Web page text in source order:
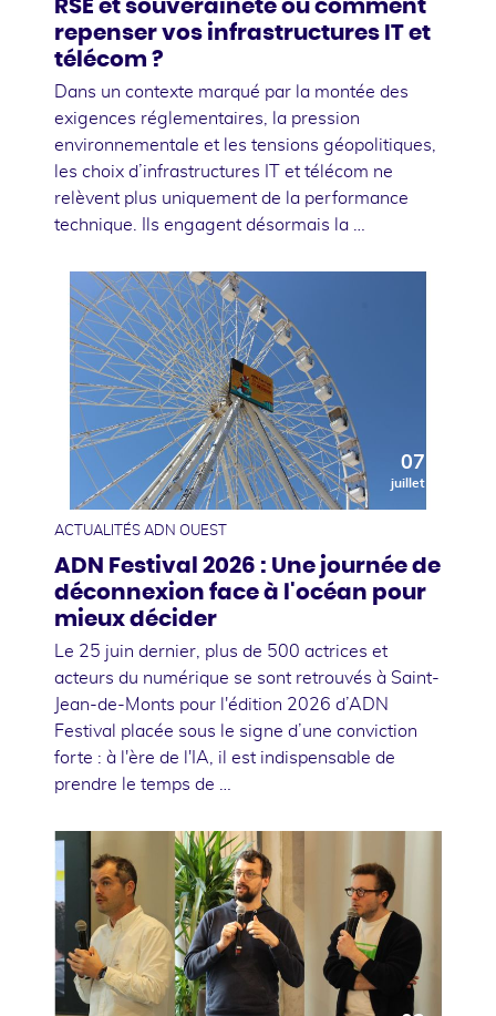
RSE et souveraineté ou comment
repenser vos infrastructures IT et
télécom ?
Dans un contexte marqué par la montée des
exigences réglementaires, la pression
environnementale et les tensions géopolitiques,
les choix d’infrastructures IT et télécom ne
relèvent plus uniquement de la performance
technique. Ils engagent désormais la …
07
juillet
ACTUALITÉS ADN OUEST
ADN Festival 2026 : Une journée de
déconnexion face à l'océan pour
mieux décider
Le 25 juin dernier, plus de 500 actrices et
acteurs du numérique se sont retrouvés à Saint-
Jean-de-Monts pour l'édition 2026 d’ADN
Festival placée sous le signe d’une conviction
forte : à l'ère de l'IA, il est indispensable de
prendre le temps de …